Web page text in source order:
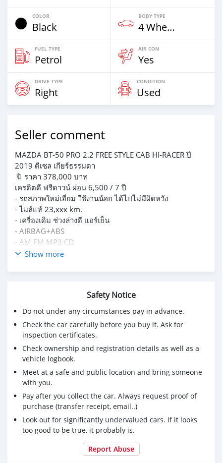
COLOR
Black
BODY TYPE
4 Wheel Drives & SUVs
FUEL TYPE
Petrol
AIR CON
Yes
DRIVE TYPE
Right
CONDITION
Used
Seller comment
MAZDA BT-50 PRO 2.2 FREE STYLE CAB HI-RACER ปี
2019 ดีเซล เกียร์ธรรมดา
🔖 ราคา 378,000 บาท
เครดิตดี ฟรีดาวน์ ผ่อน 6,500 / 7 ปี
- รถสภาพใหม่เอี่ยม ใช้งานน้อย ได้ไปไม่มีผิดหวัง
- ไมล์แท้ 23,xxx km.
- เครื่องเดิม ช่วงล่างดี แอร์เย็น
- AIRBAG+ABS
- AM FM MP3 CD
- เบาะหนังสะอาดเรียบร้อย
- แม็ก + ยาง พร้อมใช้งาน
✅ ฟรี! ค่าดำเนินการ
✅ ฟรี! ช่วยเหลือฉุกเฉิน 24 ชม.
✅ รับประกัน เครื่อง-เกียร์ 2 ปี / 20,000 km. (เป็นไปตาม
เงื่อนไข)
📌 ดูรถแถวบางแค ถ. กาญจนาภิเษก กทม.
ติดต่อสอบถาม
Tel & Line : 0838516442
#Mazda #BT50Pro #มาสด้า #บีที50โปร #รถกระบะมือสอง
#รถมือสอง
Show more
Safety Notice
Do not under any circumstances pay in advance.
Check the car carefully before you buy it. Ask for
inspection certificates.
Check ownership and registration details as well as a
vehicle logbook.
Meet at a safe and public location and bring someone
with you.
Pay after you collect the car. Always request proof of
purchase (transfer receipt, email..)
Look out for significantly undervalued cars. If it looks
too good to be true, it probably is.
Report Abuse